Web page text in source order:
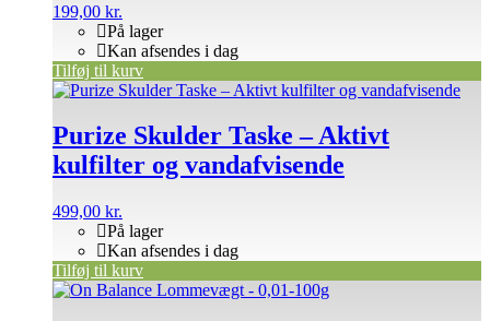
199,00 kr.
På lager
Kan afsendes i dag
Tilføj til kurv
Purize Skulder Taske – Aktivt
kulfilter og vandafvisende
499,00 kr.
På lager
Kan afsendes i dag
Tilføj til kurv